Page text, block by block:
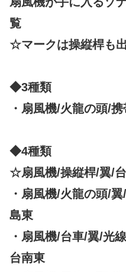
覧
☆マークは操縦桿も
◆3種類
・扇風機/火龍の頭/
◆4種類
☆扇風機/操縦桿/翼/
・扇風機/火龍の頭/
島東
・扇風機/台車/翼/
台南東